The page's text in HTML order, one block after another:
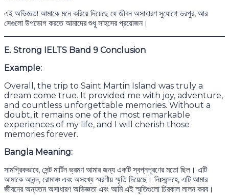
এই অভিজ্ঞতা আমাকে মনে করিয়ে দিয়েছে যে জীবন অসাধারণ সুযোগে ভরপুর, আর
সেগুলো উপভোগ করতে আমাদের শুধু সাহসের প্রয়োজন।
E. Strong IELTS Band 9 Conclusion
Example:
Overall, the trip to Saint Martin Island was truly a
dream come true. It provided me with joy, adventure,
and countless unforgettable memories. Without a
doubt, it remains one of the most remarkable
experiences of my life, and I will cherish those
memories forever.
Bangla Meaning:
সামগ্রিকভাবে, সেন্ট মার্টিন ভ্রমণ আমার জন্য একটি স্বপ্নপূরণের মতো ছিল। এটি
আমাকে আনন্দ, রোমাঞ্চ এবং অসংখ্য স্মরণীয় স্মৃতি দিয়েছে। নিঃসন্দেহে, এটি আমার
জীবনের অন্যতম অসাধারণ অভিজ্ঞতা এবং আমি এই স্মৃতিগুলো চিরকাল লালন করব।